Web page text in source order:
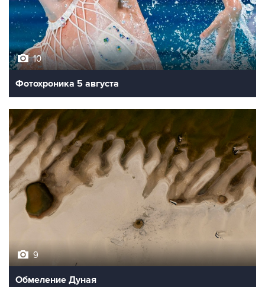
10
Фотохроника 5 августа
9
Обмеление Дуная